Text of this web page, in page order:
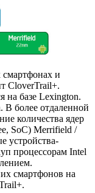
и
CloverTrail+.
на базе Lexington.
В более отдаленной
количества ядер
SoC) Merrifield /
устройства-
процессорам Intel
смартфонов на